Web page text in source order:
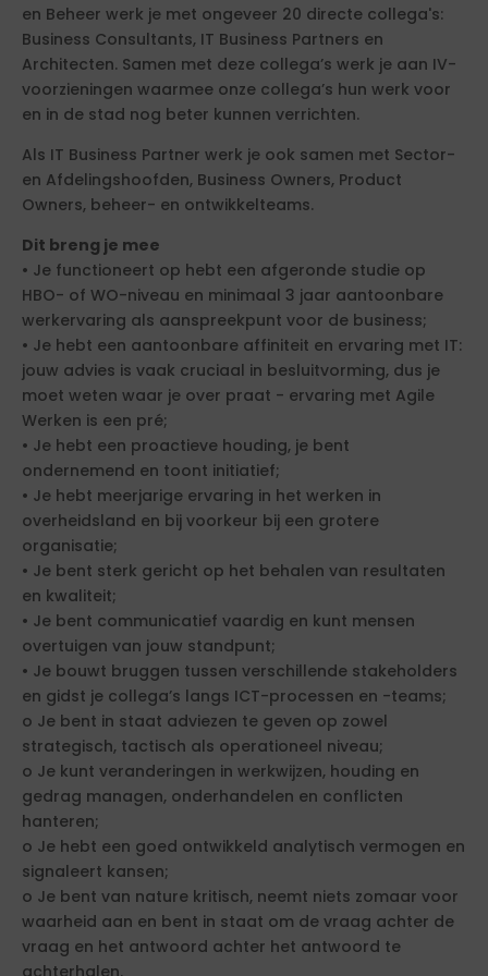
en Beheer werk je met ongeveer 20 directe collega's:
Business Consultants, IT Business Partners en
Architecten. Samen met deze collega’s werk je aan IV-
voorzieningen waarmee onze collega’s hun werk voor
en in de stad nog beter kunnen verrichten.
Als IT Business Partner werk je ook samen met Sector-
en Afdelingshoofden, Business Owners, Product
Owners, beheer- en ontwikkelteams.
Dit breng je mee
• Je functioneert op hebt een afgeronde studie op
HBO- of WO-niveau en minimaal 3 jaar aantoonbare
werkervaring als aanspreekpunt voor de business;
• Je hebt een aantoonbare affiniteit en ervaring met IT:
jouw advies is vaak cruciaal in besluitvorming, dus je
moet weten waar je over praat - ervaring met Agile
Werken is een pré;
• Je hebt een proactieve houding, je bent
ondernemend en toont initiatief;
• Je hebt meerjarige ervaring in het werken in
overheidsland en bij voorkeur bij een grotere
organisatie;
• Je bent sterk gericht op het behalen van resultaten
en kwaliteit;
• Je bent communicatief vaardig en kunt mensen
overtuigen van jouw standpunt;
• Je bouwt bruggen tussen verschillende stakeholders
en gidst je collega’s langs ICT-processen en -teams;
o Je bent in staat adviezen te geven op zowel
strategisch, tactisch als operationeel niveau;
o Je kunt veranderingen in werkwijzen, houding en
gedrag managen, onderhandelen en conflicten
hanteren;
o Je hebt een goed ontwikkeld analytisch vermogen en
signaleert kansen;
o Je bent van nature kritisch, neemt niets zomaar voor
waarheid aan en bent in staat om de vraag achter de
vraag en het antwoord achter het antwoord te
achterhalen.